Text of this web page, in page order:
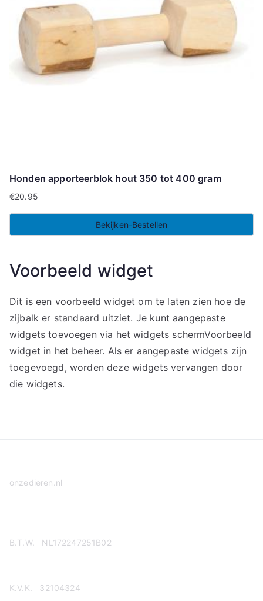
Honden apporteerblok hout 350 tot 400 gram
€20.95
Bekijken-Bestellen
Voorbeeld widget
Dit is een voorbeeld widget om te laten zien hoe de
zijbalk er standaard uitziet. Je kunt aangepaste
widgets toevoegen via het widgets schermVoorbeeld
widget in het beheer. Als er aangepaste widgets zijn
toegevoegd, worden deze widgets vervangen door
die widgets.
onzedieren.nl
B.T.W. NL172247251B02
K.V.K. 32104324